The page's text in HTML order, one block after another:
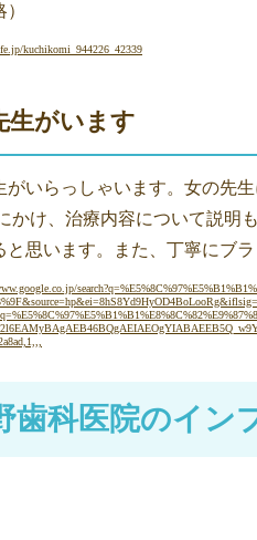
kuchikomi_944226_42339
生がいます
がいらっしゃいます。女の先
かけ、治療内容について説明
思います。また、丁寧にブ
歯科医院のイン